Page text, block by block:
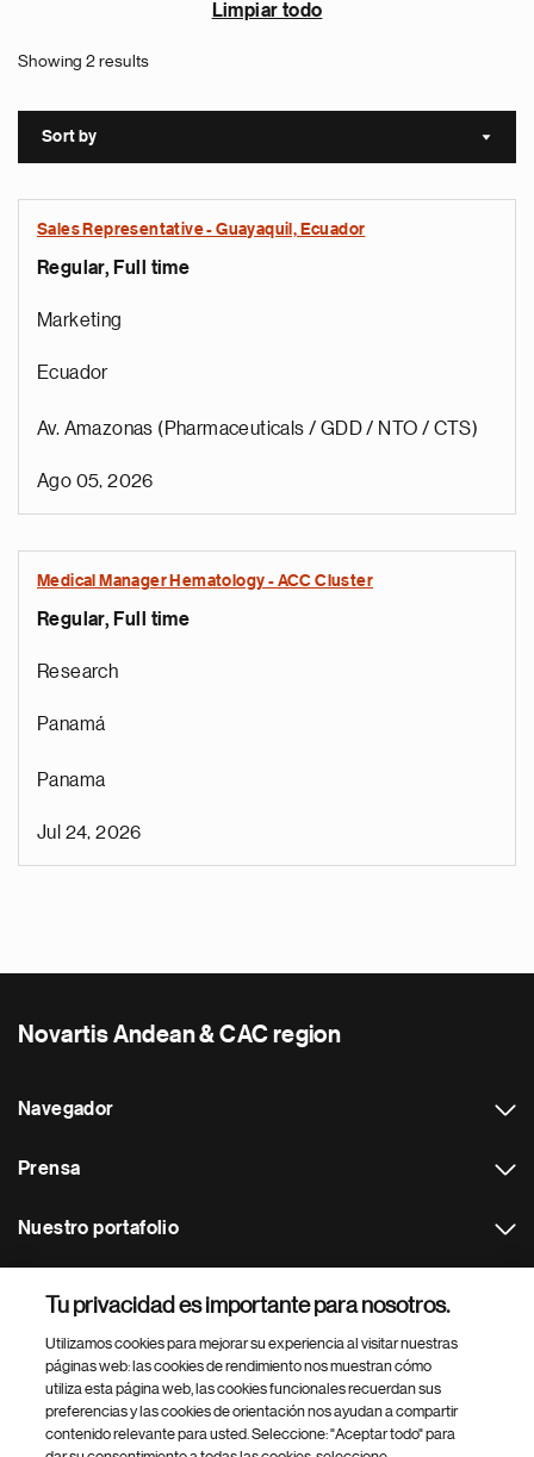
Limpiar todo
Showing 2 results
Sort by Sort
Sales Representative - Guayaquil, Ecuador
Regular, Full time
Marketing
Ecuador
Av. Amazonas (Pharmaceuticals / GDD / NTO / CTS)
Ago 05, 2026
Medical Manager Hematology - ACC Cluster
Regular, Full time
Research
Panamá
Panama
Jul 24, 2026
Novartis Andean & CAC region
Navegador
Prensa
Nuestro portafolio
Footer Site Search
Tu privacidad es importante para nosotros.
Utilizamos cookies para mejorar su experiencia al visitar nuestras
páginas web: las cookies de rendimiento nos muestran cómo
utiliza esta página web, las cookies funcionales recuerdan sus
preferencias y las cookies de orientación nos ayudan a compartir
contenido relevante para usted. Seleccione: "Aceptar todo" para